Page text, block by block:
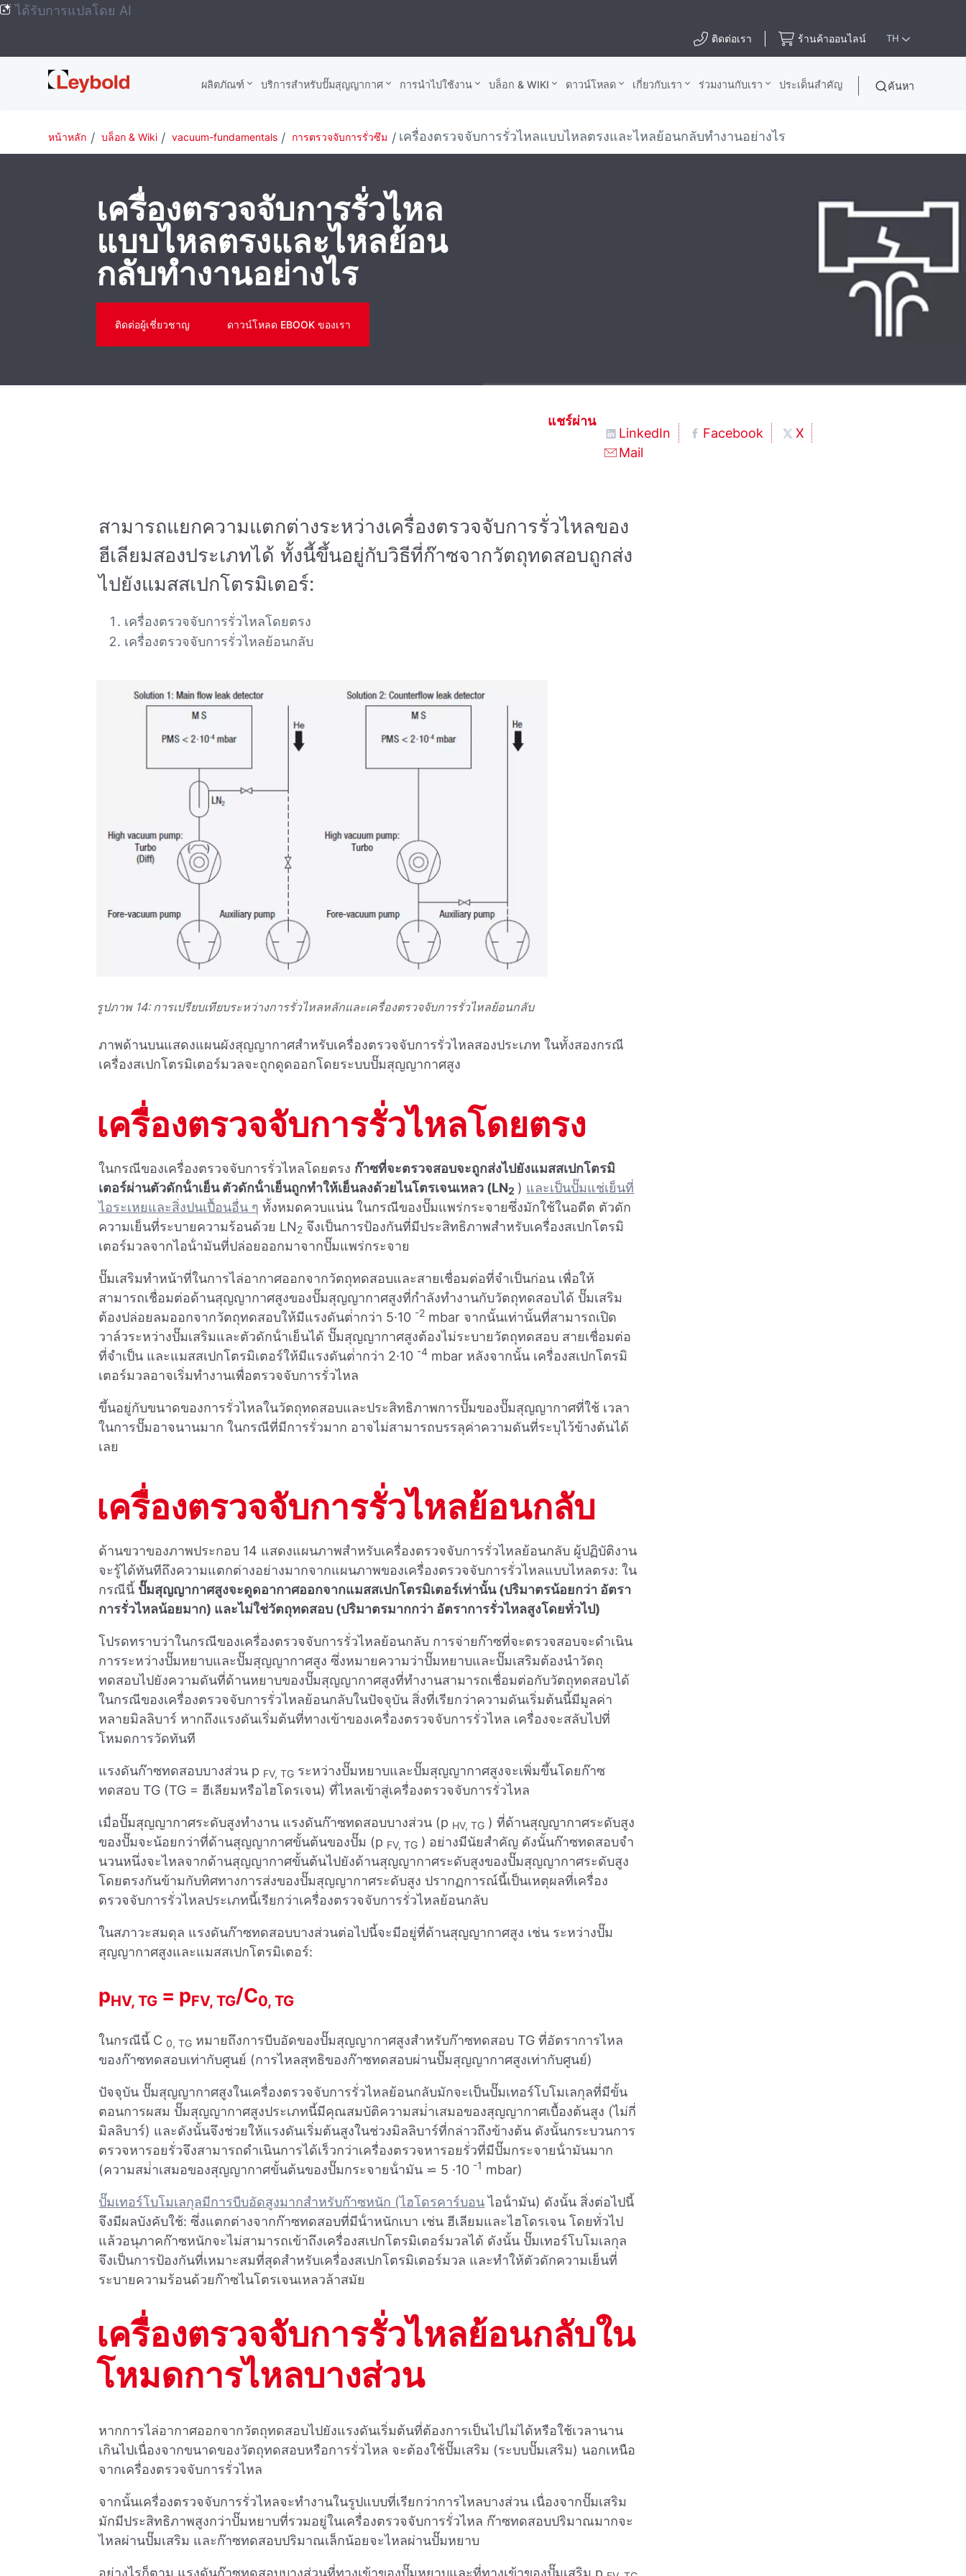
ได้รับการแปลโดย AI
ติดต่อเรา ร้านค้าออนไลน์ TH
Leybold
Global
ผลิตภัณฑ์ บริการสําหรับปั๊มสุญญากาศ การนำไปใช้งาน บล็อก & WIKI ดาวน์โหลด เกี่ยวกับเรา ร่วมงานกับเรา ประเด็นสําคัญ ค้นหา
หน้าหลัก บล็อก & Wiki vacuum-fundamentals การตรวจจับการรั่วซึม เครื่องตรวจจับการรั่วไหลแบบไหลตรงและไหลย้อนกลับทํางานอย่างไร
เครื่องตรวจจับการรั่วไหล
แบบไหลตรงและไหลย้อน
กลับทํางานอย่างไร
ติดต่อผู้เชี่ยวชาญ ดาวน์โหลด EBOOK ของเรา
แชร์ผ่าน
LinkedIn
Facebook
X
Mail
สามารถแยกความแตกต่างระหว่างเครื่องตรวจจับการรั่วไหลของ
ฮีเลียมสองประเภทได้ ทั้งนี้ขึ้นอยู่กับวิธีที่ก๊าซจากวัตถุทดสอบถูกส่ง
ไปยังแมสสเปกโตรมิเตอร์:
เครื่องตรวจจับการรั่วไหลโดยตรง
เครื่องตรวจจับการรั่วไหลย้อนกลับ
รูปภาพ 14: การเปรียบเทียบระหว่างการรั่วไหลหลักและเครื่องตรวจจับการรั่วไหลย้อนกลับ
ภาพด้านบนแสดงแผนผังสุญญากาศสําหรับเครื่องตรวจจับการรั่วไหลสองประเภท ในทั้งสองกรณี
เครื่องสเปกโตรมิเตอร์มวลจะถูกดูดออกโดยระบบปั๊มสุญญากาศสูง
เครื่องตรวจจับการรั่วไหลโดยตรง
ในกรณีของเครื่องตรวจจับการรั่วไหลโดยตรง ก๊าซที่จะตรวจสอบจะถูกส่งไปยังแมสสเปกโตรมิ
เตอร์ผ่านตัวดักน้ําเย็น ตัวดักน้ําเย็นถูกทําให้เย็นลงด้วยไนโตรเจนเหลว (LN2 ) และเป็นปั๊มแช่เย็นที่
ไอระเหยและสิ่งปนเปื้อนอื่น ๆ ทั้งหมดควบแน่น ในกรณีของปั๊มแพร่กระจายซึ่งมักใช้ในอดีต ตัวดัก
ความเย็นที่ระบายความร้อนด้วย LN2 จึงเป็นการป้องกันที่มีประสิทธิภาพสําหรับเครื่องสเปกโตรมิ
เตอร์มวลจากไอน้ํามันที่ปล่อยออกมาจากปั๊มแพร่กระจาย
ปั๊มเสริมทําหน้าที่ในการไล่อากาศออกจากวัตถุทดสอบและสายเชื่อมต่อที่จําเป็นก่อน เพื่อให้
สามารถเชื่อมต่อด้านสุญญากาศสูงของปั๊มสุญญากาศสูงที่กําลังทํางานกับวัตถุทดสอบได้ ปั๊มเสริม
ต้องปล่อยลมออกจากวัตถุทดสอบให้มีแรงดันต่ํากว่า 5·10 -2 mbar จากนั้นเท่านั้นที่สามารถเปิด
วาล์วระหว่างปั๊มเสริมและตัวดักน้ําเย็นได้ ปั๊มสุญญากาศสูงต้องไม่ระบายวัตถุทดสอบ สายเชื่อมต่อ
ที่จําเป็น และแมสสเปกโตรมิเตอร์ให้มีแรงดันต่ํากว่า 2·10 -4 mbar หลังจากนั้น เครื่องสเปกโตรมิ
เตอร์มวลอาจเริ่มทํางานเพื่อตรวจจับการรั่วไหล
ขึ้นอยู่กับขนาดของการรั่วไหลในวัตถุทดสอบและประสิทธิภาพการปั๊มของปั๊มสุญญากาศที่ใช้ เวลา
ในการปั๊มอาจนานมาก ในกรณีที่มีการรั่วมาก อาจไม่สามารถบรรลุค่าความดันที่ระบุไว้ข้างต้นได้
เลย
เครื่องตรวจจับการรั่วไหลย้อนกลับ
ด้านขวาของภาพประกอบ 14 แสดงแผนภาพสําหรับเครื่องตรวจจับการรั่วไหลย้อนกลับ ผู้ปฏิบัติงาน
จะรู้ได้ทันทีถึงความแตกต่างอย่างมากจากแผนภาพของเครื่องตรวจจับการรั่วไหลแบบไหลตรง: ใน
กรณีนี้ ปั๊มสุญญากาศสูงจะดูดอากาศออกจากแมสสเปกโตรมิเตอร์เท่านั้น (ปริมาตรน้อยกว่า อัตรา
การรั่วไหลน้อยมาก) และไม่ใช่วัตถุทดสอบ (ปริมาตรมากกว่า อัตราการรั่วไหลสูงโดยทั่วไป)
โปรดทราบว่าในกรณีของเครื่องตรวจจับการรั่วไหลย้อนกลับ การจ่ายก๊าซที่จะตรวจสอบจะดําเนิน
การระหว่างปั๊มหยาบและปั๊มสุญญากาศสูง ซึ่งหมายความว่าปั๊มหยาบและปั๊มเสริมต้องนําวัตถุ
ทดสอบไปยังความดันที่ด้านหยาบของปั๊มสุญญากาศสูงที่ทํางานสามารถเชื่อมต่อกับวัตถุทดสอบได้
ในกรณีของเครื่องตรวจจับการรั่วไหลย้อนกลับในปัจจุบัน สิ่งที่เรียกว่าความดันเริ่มต้นนี้มีมูลค่า
หลายมิลลิบาร์ หากถึงแรงดันเริ่มต้นที่ทางเข้าของเครื่องตรวจจับการรั่วไหล เครื่องจะสลับไปที่
โหมดการวัดทันที
แรงดันก๊าซทดสอบบางส่วน p FV, TG ระหว่างปั๊มหยาบและปั๊มสุญญากาศสูงจะเพิ่มขึ้นโดยก๊าซ
ทดสอบ TG (TG = ฮีเลียมหรือไฮโดรเจน) ที่ไหลเข้าสู่เครื่องตรวจจับการรั่วไหล
เมื่อปั๊มสุญญากาศระดับสูงทํางาน แรงดันก๊าซทดสอบบางส่วน (p HV, TG ) ที่ด้านสุญญากาศระดับสูง
ของปั๊มจะน้อยกว่าที่ด้านสุญญากาศขั้นต้นของปั๊ม (p FV, TG ) อย่างมีนัยสําคัญ ดังนั้นก๊าซทดสอบจํา
นวนหนึ่งจะไหลจากด้านสุญญากาศขั้นต้นไปยังด้านสุญญากาศระดับสูงของปั๊มสุญญากาศระดับสูง
โดยตรงกันข้ามกับทิศทางการส่งของปั๊มสุญญากาศระดับสูง ปรากฏการณ์นี้เป็นเหตุผลที่เครื่อง
ตรวจจับการรั่วไหลประเภทนี้เรียกว่าเครื่องตรวจจับการรั่วไหลย้อนกลับ
ในสภาวะสมดุล แรงดันก๊าซทดสอบบางส่วนต่อไปนี้จะมีอยู่ที่ด้านสุญญากาศสูง เช่น ระหว่างปั๊ม
สุญญากาศสูงและแมสสเปกโตรมิเตอร์:
pHV, TG = pFV, TG/C0, TG
ในกรณีนี้ C0, TG หมายถึงการบีบอัดของปั๊มสุญญากาศสูงสําหรับก๊าซทดสอบ TG ที่อัตราการไหล
ของก๊าซทดสอบเท่ากับศูนย์ (การไหลสุทธิของก๊าซทดสอบผ่านปั๊มสุญญากาศสูงเท่ากับศูนย์)
ปัจจุบัน ปั๊มสุญญากาศสูงในเครื่องตรวจจับการรั่วไหลย้อนกลับมักจะเป็นปั๊มเทอร์โบโมเลกุลที่มีขั้น
ตอนการผสม ปั๊มสุญญากาศสูงประเภทนี้มีคุณสมบัติความสม่ําเสมอของสุญญากาศเบื้องต้นสูง (ไม่กี่
มิลลิบาร์) และดังนั้นจึงช่วยให้แรงดันเริ่มต้นสูงในช่วงมิลลิบาร์ที่กล่าวถึงข้างต้น ดังนั้นกระบวนการ
ตรวจหารอยรั่วจึงสามารถดําเนินการได้เร็วกว่าเครื่องตรวจหารอยรั่วที่มีปั๊มกระจายน้ํามันมาก
(ความสม่ําเสมอของสุญญากาศขั้นต้นของปั๊มกระจายน้ํามัน ⋍ 5 ·10 -1 mbar)
ปั๊มเทอร์โบโมเลกุลมีการบีบอัดสูงมากสําหรับก๊าซหนัก (ไฮโดรคาร์บอนไอน้ํามัน) ดังนั้น สิ่งต่อไปนี้
จึงมีผลบังคับใช้: ซึ่งแตกต่างจากก๊าซทดสอบที่มีน้ําหนักเบา เช่น ฮีเลียมและไฮโดรเจน โดยทั่วไป
แล้วอนุภาคก๊าซหนักจะไม่สามารถเข้าถึงเครื่องสเปกโตรมิเตอร์มวลได้ ดังนั้น ปั๊มเทอร์โบโมเลกุล
จึงเป็นการป้องกันที่เหมาะสมที่สุดสําหรับเครื่องสเปกโตรมิเตอร์มวล และทําให้ตัวดักความเย็นที่
ระบายความร้อนด้วยก๊าซไนโตรเจนเหลวล้าสมัย
เครื่องตรวจจับการรั่วไหลย้อนกลับใน
โหมดการไหลบางส่วน
หากการไล่อากาศออกจากวัตถุทดสอบไปยังแรงดันเริ่มต้นที่ต้องการเป็นไปไม่ได้หรือใช้เวลานาน
เกินไปเนื่องจากขนาดของวัตถุทดสอบหรือการรั่วไหล จะต้องใช้ปั๊มเสริม (ระบบปั๊มเสริม) นอกเหนือ
จากเครื่องตรวจจับการรั่วไหล
จากนั้นเครื่องตรวจจับการรั่วไหลจะทํางานในรูปแบบที่เรียกว่าการไหลบางส่วน เนื่องจากปั๊มเสริม
มักมีประสิทธิภาพสูงกว่าปั๊มหยาบที่รวมอยู่ในเครื่องตรวจจับการรั่วไหล ก๊าซทดสอบปริมาณมากจะ
ไหลผ่านปั๊มเสริม และก๊าซทดสอบปริมาณเล็กน้อยจะไหลผ่านปั๊มหยาบ
อย่างไรก็ตาม แรงดันก๊าซทดสอบบางส่วนที่ทางเข้าของปั๊มหยาบและที่ทางเข้าของปั๊มเสริม p